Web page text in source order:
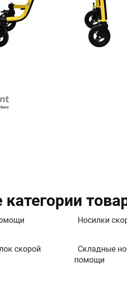
Носилки
скорой
Складные
помощи